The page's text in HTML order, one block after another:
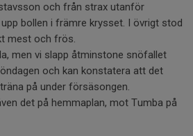
och från strax utanför
bollen i främre krysset. I övrigt stod
mest och frös.
men vi slapp åtminstone snöfallet
och kan konstatera att det
på under försäsongen.
det på hemmaplan, mot Tumba på